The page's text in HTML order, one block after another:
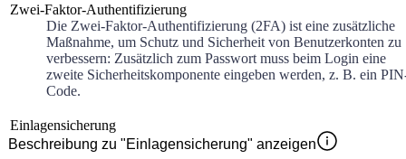
Zwei-Faktor-Authentifizierung
Die Zwei-Faktor-Authentifizierung (2FA) ist eine zusätzliche
Maßnahme, um Schutz und Sicherheit von Benutzerkonten zu
verbessern: Zusätzlich zum Passwort muss beim Login eine
zweite Sicherheitskomponente eingeben werden, z. B. ein
Code.
Einlagensicherung
Beschreibung zu "Einlagensicherung" anzeigen